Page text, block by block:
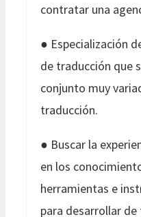
contratar una
● Especialización
de traducción que
conjunto muy
traducción.
● Buscar la
en los
herramientas e
para desarrollar